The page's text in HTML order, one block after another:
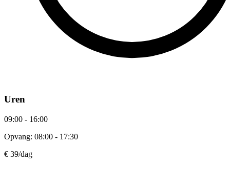
Uren
09:00 - 16:00
Opvang: 08:00 - 17:30
€ 39/dag